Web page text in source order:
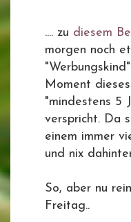
.... zu diesem
morgen noch
Moment
"mindestens 5
verspricht. Da
einem immer
und nix
So, aber nu
Freitag..